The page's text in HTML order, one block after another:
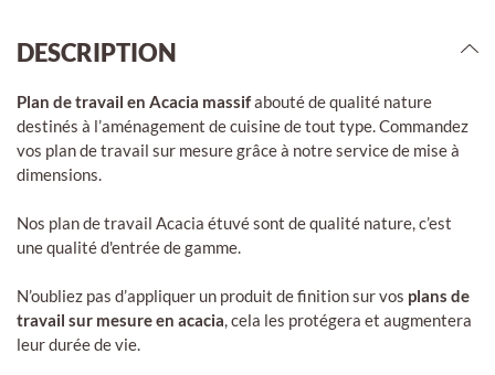
DESCRIPTION
Plan de travail en Acacia massifabouté de qualité nature
destinés à l’aménagement de cuisine de tout type. Commandez
vos plan de travail sur mesure grâce à notre service de mise à
dimensions.
Nos plan de travail Acacia étuvé sont de qualité nature, c’est
une qualité d'entrée de gamme.
N’oubliez pas d’appliquer un produit de finition sur vos plans de
travail sur mesure en acacia , cela les protégera et augmentera
leur durée de vie.